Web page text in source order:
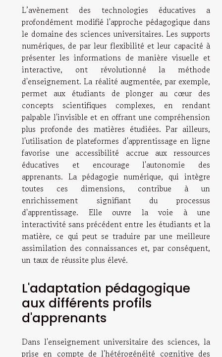
L’avènement des technologies éducatives a
profondément modifié l'approche pédagogique dans
le domaine des sciences universitaires. Les supports
numériques, de par leur flexibilité et leur capacité à
présenter les informations de manière visuelle et
interactive, ont révolutionné la méthode
d'enseignement. La réalité augmentée, par exemple,
permet aux étudiants de plonger au cœur des
concepts scientifiques complexes, en rendant
palpable l'invisible et en offrant une compréhension
plus profonde des matières étudiées. Par ailleurs,
l'utilisation de plateformes d'apprentissage en ligne
favorise une accessibilité accrue aux ressources
éducatives et encourage l'autonomie des
apprenants. La pédagogie numérique, qui intègre
toutes ces dimensions, contribue à un
enrichissement signifiant du processus
d'apprentissage. Elle ouvre la voie à une
interactivité sans précédent entre les étudiants et la
matière, ce qui peut se traduire par une meilleure
assimilation des connaissances et, par conséquent,
un taux de réussite plus élevé.
L'adaptation pédagogique
aux différents profils
d'apprenants
Dans l'enseignement universitaire des sciences, la
prise en compte de l'hétérogénéité cognitive des